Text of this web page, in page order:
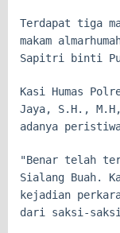
Terdapat tiga
makam
Sapitri binti
Kasi Humas
Jaya, S.H., M.H,
adanya
"Benar telah
Sialang Buah.
kejadian
dari saksi-